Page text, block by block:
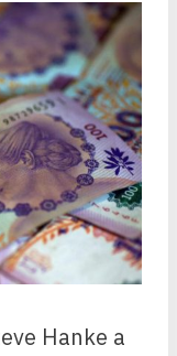
Hanke a